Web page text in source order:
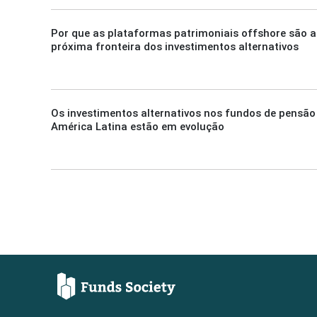
Por que as plataformas patrimoniais offshore são a
próxima fronteira dos investimentos alternativos
Os investimentos alternativos nos fundos de
América Latina estão em evolução